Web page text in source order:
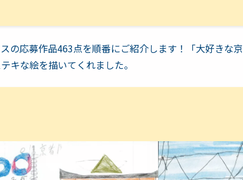
の応募作品463点を順番にご紹介します！「大好きな
キな絵を描いてくれました。